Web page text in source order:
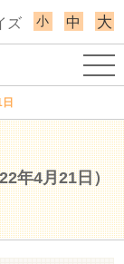
ズ 小 中 大
年4月21日）